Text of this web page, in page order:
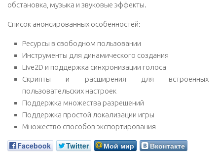
обстановка, музыка и звуковые эффекты.
Список анонсированных особенностей:
Ресурсы в свободном пользовании
Инструменты для динамического создания
Live2D и поддержка синхронизации голоса
Скрипты и расширения для встроенных
пользовательских настроек
Поддержка множества разрешений
Поддержка простой локализации игры
Множество способов экспортирования
Facebook Twitter Мой мир
Вконтакте